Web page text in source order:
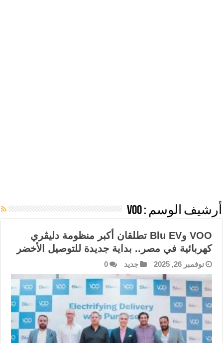
أرشيف الوسم :VOO
VOO وBlu EV تطلقان أكبر منظومة دليڤري
كهربائية في مصر.. بداية جديدة للتوصيل الأخضر
نوفمبر 26, 2025 جديد 0